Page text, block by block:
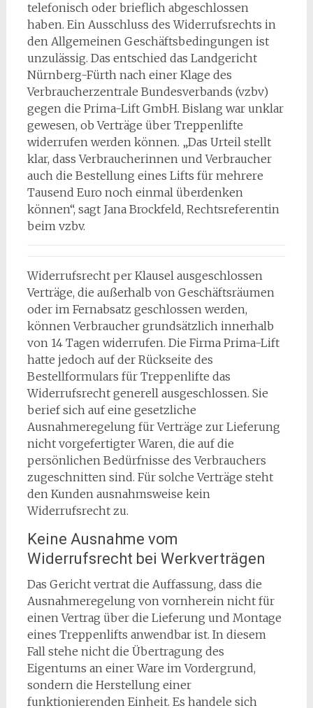
telefonisch oder brieflich abgeschlossen
haben. Ein Ausschluss des Widerrufsrechts in
den Allgemeinen Geschäftsbedingungen ist
unzulässig. Das entschied das Landgericht
Nürnberg-Fürth nach einer Klage des
Verbraucherzentrale Bundesverbands (vzbv)
gegen die Prima-Lift GmbH. Bislang war unklar
gewesen, ob Verträge über Treppenlifte
widerrufen werden können. „Das Urteil stellt
klar, dass Verbraucherinnen und Verbraucher
auch die Bestellung eines Lifts für mehrere
Tausend Euro noch einmal überdenken
können“, sagt Jana Brockfeld, Rechtsreferentin
beim vzbv.
Widerrufsrecht per Klausel ausgeschlossen
Verträge, die außerhalb von Geschäftsräumen
oder im Fernabsatz geschlossen werden,
können Verbraucher grundsätzlich innerhalb
von 14 Tagen widerrufen. Die Firma Prima-Lift
hatte jedoch auf der Rückseite des
Bestellformulars für Treppenlifte das
Widerrufsrecht generell ausgeschlossen. Sie
berief sich auf eine gesetzliche
Ausnahmeregelung für Verträge zur Lieferung
nicht vorgefertigter Waren, die auf die
persönlichen Bedürfnisse des Verbrauchers
zugeschnitten sind. Für solche Verträge steht
den Kunden ausnahmsweise kein
Widerrufsrecht zu.
Keine Ausnahme vom
Widerrufsrecht bei Werkverträgen
Das Gericht vertrat die Auffassung, dass die
Ausnahmeregelung von vornherein nicht für
einen Vertrag über die Lieferung und Montage
eines Treppenlifts anwendbar ist. In diesem
Fall stehe nicht die Übertragung des
Eigentums an einer Ware im Vordergrund,
sondern die Herstellung einer
funktionierenden Einheit. Es handele sich